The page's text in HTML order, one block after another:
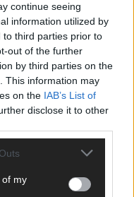
continue seeing
information utilized by
to third parties prior to
out of the further
by third parties on the
This information may
on the IAB’s List of
disclose it to other
of my